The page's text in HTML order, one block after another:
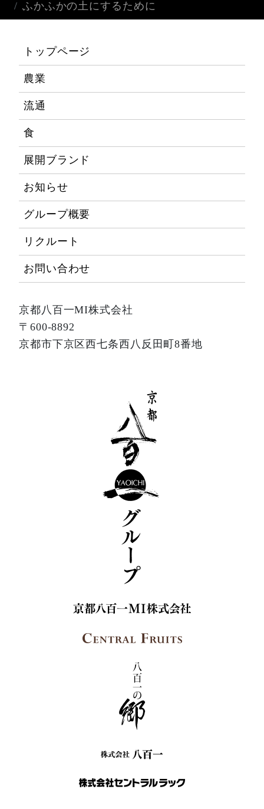
ふかふかの土にするために
トップページ
農業
流通
食
展開ブランド
お知らせ
グループ概要
リクルート
お問い合わせ
京都八百一MI株式会社
〒600-8892
京都市下京区西七条西八反田町8番地